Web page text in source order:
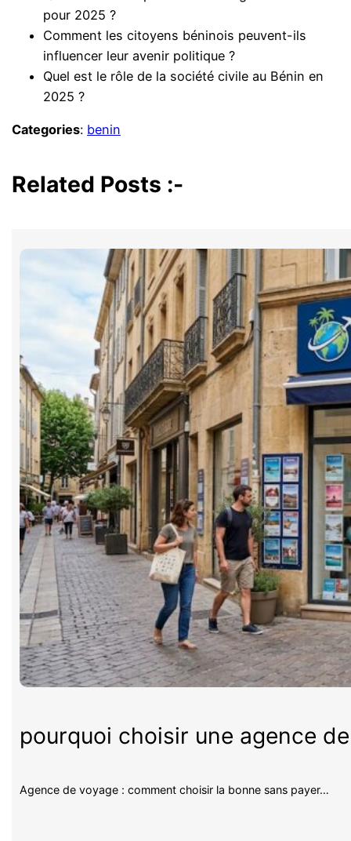
pour 2025 ?
Comment les citoyens béninois peuvent-ils
influencer leur avenir politique ?
Quel est le rôle de la société civile au Bénin en
2025 ?
Categories: benin
Related Posts :-
pourquoi choisir une agence
Agence de voyage : comment choisir la bonne sans payer…